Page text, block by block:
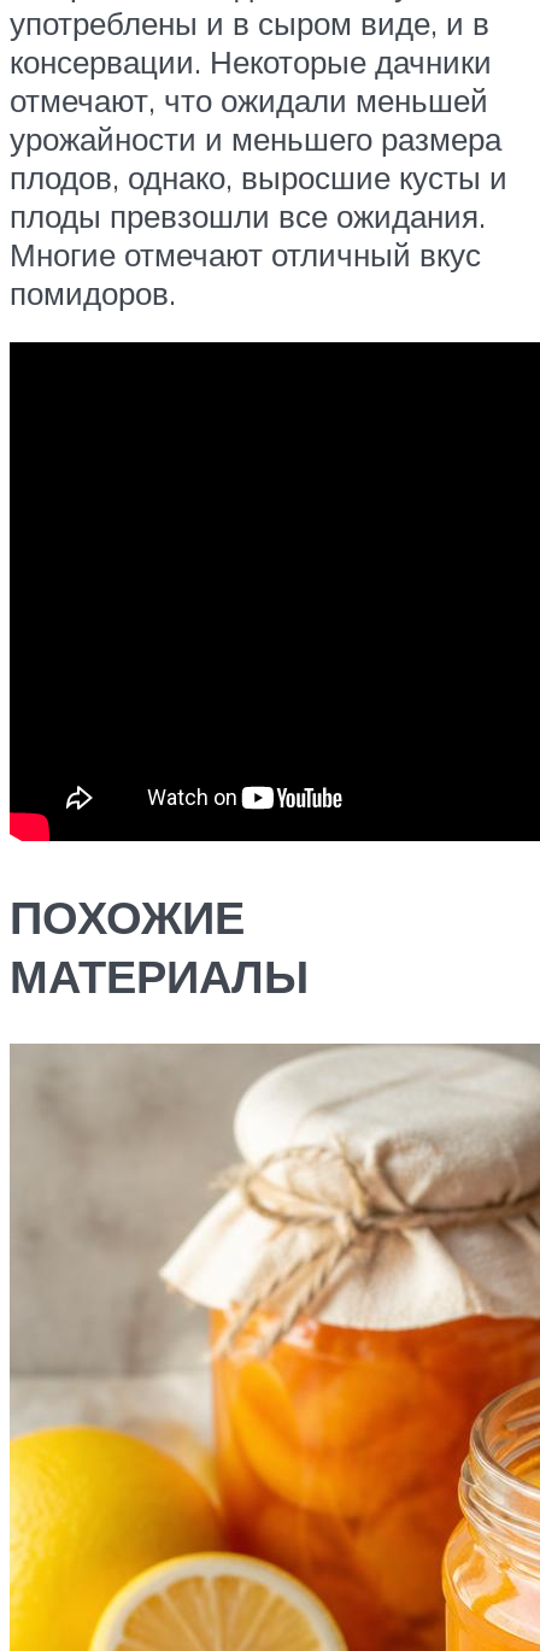
употреблены и в сыром виде, и в
консервации. Некоторые дачники
отмечают, что ожидали меньшей
урожайности и меньшего размера
плодов, однако, выросшие кусты и
плоды превзошли все ожидания.
Многие отмечают отличный вкус
помидоров.
ПОХОЖИЕ
МАТЕРИАЛЫ